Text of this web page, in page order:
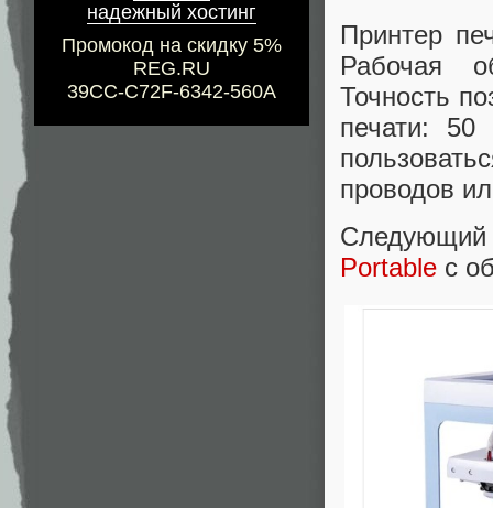
надежный хостинг
Промокод на скидку 5%
REG.RU
39CC-C72F-6342-560A
Принтер
Рабочая
Точность
печати: 50
проводов
Следующий
Portable с